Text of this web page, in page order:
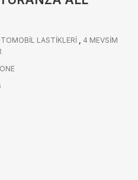
LASTİKLERİ , 4 MEVSİM